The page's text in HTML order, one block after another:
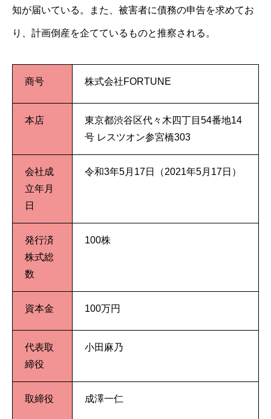
知が届いている。また、被害者に債務の申告を求めてお
り、計画倒産を企てているものと推察される。
商号 株式会社FORTUNE
本店
東京都渋谷区代々木四丁目54番地14
号 レスツオン参宮橋303
会社成
立年月
日
令和3年5月17日（2021年5月17日）
発行済
株式総
数
100株
資本金 100万円
代表取
締役
小田麻乃
取締役 成澤一仁